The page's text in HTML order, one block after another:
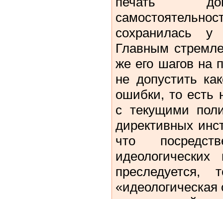
сохранилась
Главным
же его шагов на
не допустить
ошибки, то есть
с текущими
директивных
что